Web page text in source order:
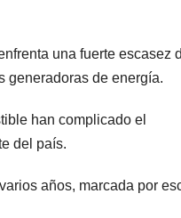
una fuerte escasez
generadoras de energía.
han complicado el
del país.
años, marcada por